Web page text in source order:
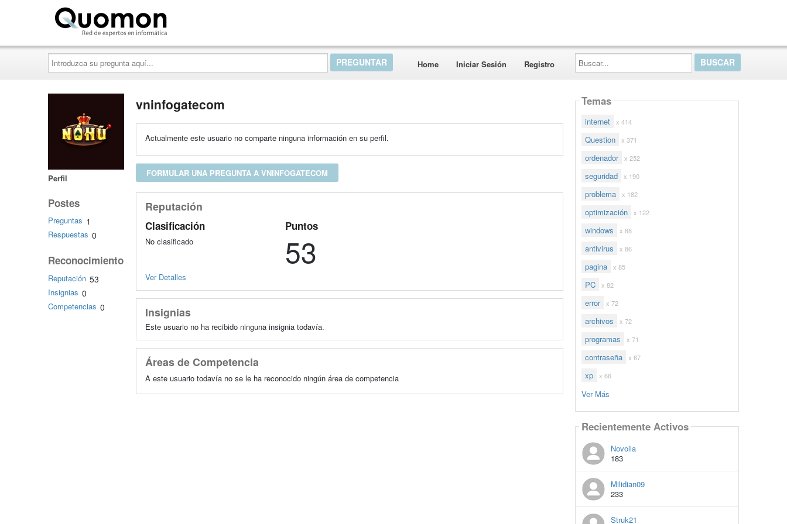
Introduzca
su
pregunta
aquí...
Home Iniciar Sesión Registro
Buscar...
Perfil
Postes
Preguntas 1
Respuestas 0
Reconocimiento
Reputación 53
Insignias 0
Competencias 0
vninfogatecom
Actualmente este usuario no comparte ninguna información en su perfil.
FORMULAR UNA PREGUNTA A VNINFOGATECOM
Reputación
Clasificación
No clasificado
Puntos
53
Ver Detalles
Insignias
Este usuario no ha recibido ninguna insignia todavía.
Áreas de Competencia
A este usuario todavía no se le ha reconocido ningún área de competencia
Temas
internet x 414
Question x 371
ordenador x 252
seguridad x 190
problema x 182
optimización x 122
windows x 88
antivirus x 86
pagina x 85
PC x 82
error x 72
archivos x 72
programas x 71
contraseña x 67
xp x 66
Ver Más
Recientemente Activos
Novolla
183
Milidian09
233
Struk21